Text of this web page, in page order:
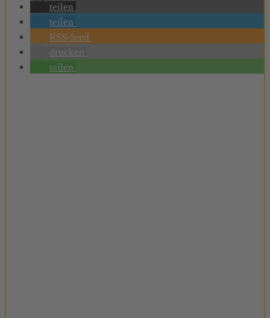
teilen
teilen
RSS-feed
drucken
teilen